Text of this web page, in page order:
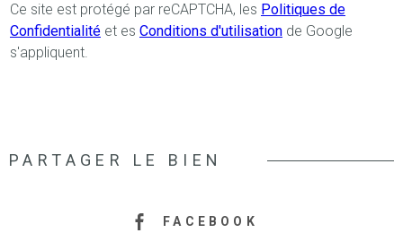
Ce site est protégé par reCAPTCHA, les Politiques de
Confidentialité et es Conditions d'utilisation de Google
s'appliquent.
PARTAGER LE BIEN
FACEBOOK